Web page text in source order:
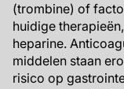
(trombine) of
huidige
heparine.
middelen staan
risico op